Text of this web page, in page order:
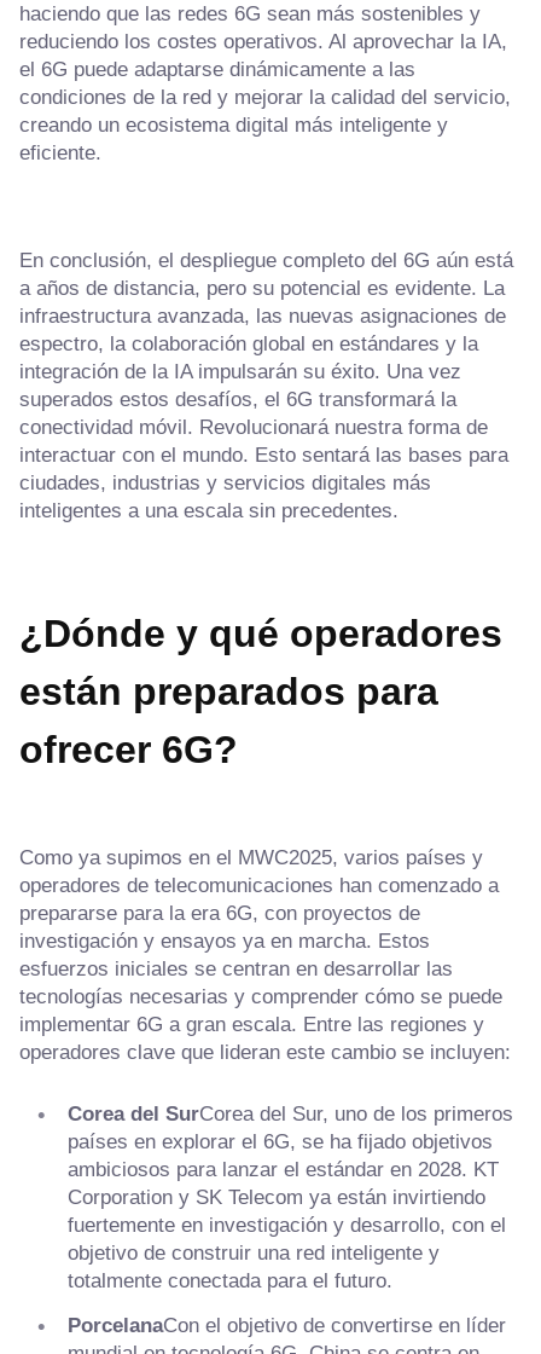
haciendo que las redes 6G sean más sostenibles y
reduciendo los costes operativos. Al aprovechar la IA,
el 6G puede adaptarse dinámicamente a las
condiciones de la red y mejorar la calidad del servicio,
creando un ecosistema digital más inteligente y
eficiente.
En conclusión, el despliegue completo del 6G aún está
a años de distancia, pero su potencial es evidente. La
infraestructura avanzada, las nuevas asignaciones de
espectro, la colaboración global en estándares y la
integración de la IA impulsarán su éxito. Una vez
superados estos desafíos, el 6G transformará la
conectividad móvil. Revolucionará nuestra forma de
interactuar con el mundo. Esto sentará las bases para
ciudades, industrias y servicios digitales más
inteligentes a una escala sin precedentes.
¿Dónde y qué operadores
están preparados para
ofrecer 6G?
Como ya supimos en el MWC2025, varios países y
operadores de telecomunicaciones han comenzado a
prepararse para la era 6G, con proyectos de
investigación y ensayos ya en marcha. Estos
esfuerzos iniciales se centran en desarrollar las
tecnologías necesarias y comprender cómo se puede
implementar 6G a gran escala. Entre las regiones y
operadores clave que lideran este cambio se incluyen:
Corea del SurCorea del Sur, uno de los primeros
países en explorar el 6G, se ha fijado objetivos
ambiciosos para lanzar el estándar en 2028. KT
Corporation y SK Telecom ya están invirtiendo
fuertemente en investigación y desarrollo, con el
objetivo de construir una red inteligente y
totalmente conectada para el futuro.
PorcelanaCon el objetivo de convertirse en líder